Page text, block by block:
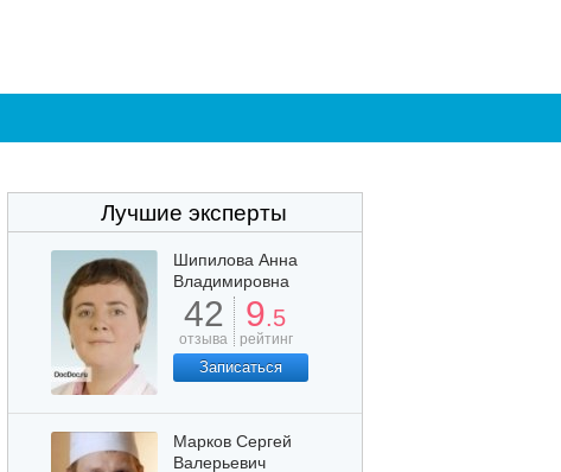
Лучшие эксперты
Шипилова Анна
Владимировна
42
отзыва
9.5
рейтинг
Записаться
Марков Сергей
Валерьевич